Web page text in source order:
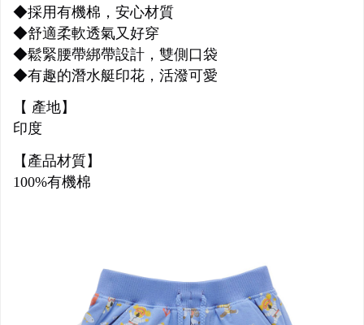
◆採用有機棉，安心材質
◆舒適柔軟透氣又好穿
◆鬆緊腰帶綁帶設計，雙側口袋
◆有趣的潛水艇印花，活潑可愛
【 產地】
印度
【產品材質】
100%有機棉